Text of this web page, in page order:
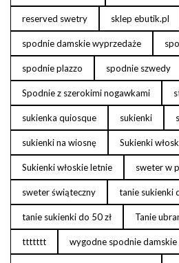
reserved swetry sklep ebutik.pl
spodnie damskie wyprzedaże
spodnie plazzo spodnie szwedy
Spodnie z szerokimi nogawkami
sukienka quiosque sukienki
sukienki na wiosnę Sukienki
Sukienki włoskie letnie sweter w
sweter świąteczny tanie sukienki
tanie sukienki do 50 zł Tanie
ttttttt wygodne spodnie